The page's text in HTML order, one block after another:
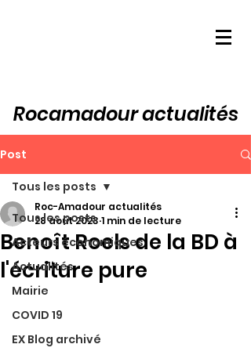
Rocamadour actualités
Post
Tous les posts
Acteurs économiques
Actualités
Mairie
COVID 19
EX Blog archivé
Tous les posts
Benoît Roels de la BD à
l'écriture pure
Roc-Amadour actualités
28 août 2023 1 min de lecture